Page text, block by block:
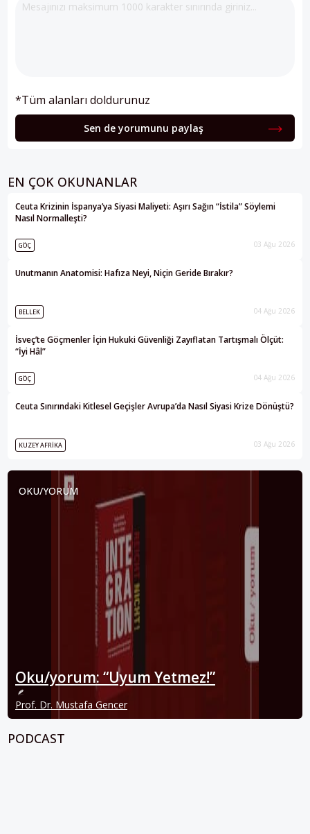
*Tüm alanları doldurunuz
Sen de yorumunu paylaş
EN ÇOK OKUNANLAR
Ceuta Krizinin İspanya’ya Siyasi Maliyeti: Aşırı Sağın “İstila” Söylemi
Nasıl Normalleşti?
GÖÇ 03 Ağu 2026
Unutmanın Anatomisi: Hafıza Neyi, Niçin Geride Bırakır?
BELLEK 04 Ağu 2026
İsveç’te Göçmenler İçin Hukuki Güvenliği Zayıflatan Tartışmalı Ölçüt:
“İyi Hâl”
GÖÇ 04 Ağu 2026
Ceuta Sınırındaki Kitlesel Geçişler Avrupa’da Nasıl Siyasi Krize Dönüştü?
KUZEY AFRIKA 03 Ağu 2026
OKU/YORUM
Oku/yorum: “Uyum Yetmez!”
Prof. Dr. Mustafa Gencer
PODCAST